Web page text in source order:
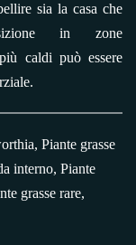
sia la casa che
in zone
caldi può essere
Piante grasse
interno, Piante
grasse rare,